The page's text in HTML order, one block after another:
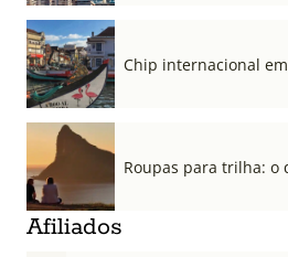
Chip internacional
Roupas para trilha: o
Afiliados